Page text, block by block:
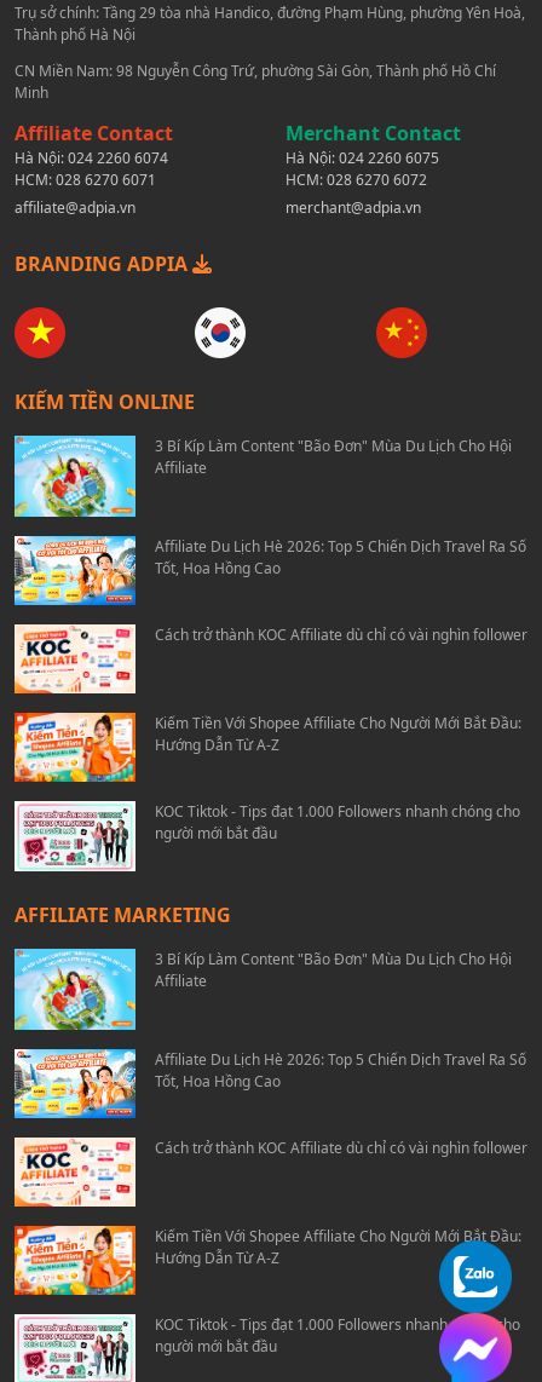
Trụ sở chính: Tầng 29 tòa nhà Handico, đường Phạm Hùng, phường Yên Hoà,
Thành phố Hà Nội
CN Miền Nam: 98 Nguyễn Công Trứ, phường Sài Gòn, Thành phố Hồ Chí
Minh
Affiliate Contact
Hà Nội:024 2260 6074
HCM:028 6270 6071
affiliate@adpia.vn
Merchant Contact
Hà Nội:024 2260 6075
HCM:028 6270 6072
merchant@adpia.vn
BRANDING ADPIA
KIẾM TIỀN ONLINE
3 Bí Kíp Làm Content "Bão Đơn" Mùa Du Lịch Cho Hội
Affiliate
Affiliate Du Lịch Hè 2026: Top 5 Chiến Dịch Travel Ra Số
Tốt, Hoa Hồng Cao
Cách trở thành KOC Affiliate dù chỉ có vài nghìn follower
Kiếm Tiền Với Shopee Affiliate Cho Người Mới Bắt Đầu:
Hướng Dẫn Từ A-Z
KOC Tiktok - Tips đạt 1.000 Followers nhanh chóng cho
người mới bắt đầu
AFFILIATE MARKETING
3 Bí Kíp Làm Content "Bão Đơn" Mùa Du Lịch Cho Hội
Affiliate
Affiliate Du Lịch Hè 2026: Top 5 Chiến Dịch Travel Ra Số
Tốt, Hoa Hồng Cao
Cách trở thành KOC Affiliate dù chỉ có vài nghìn follower
Kiếm Tiền Với Shopee Affiliate Cho Người Mới Bắt Đầu:
Hướng Dẫn Từ A-Z
KOC Tiktok - Tips đạt 1.000 Followers nhanh chóng cho
người mới bắt đầu